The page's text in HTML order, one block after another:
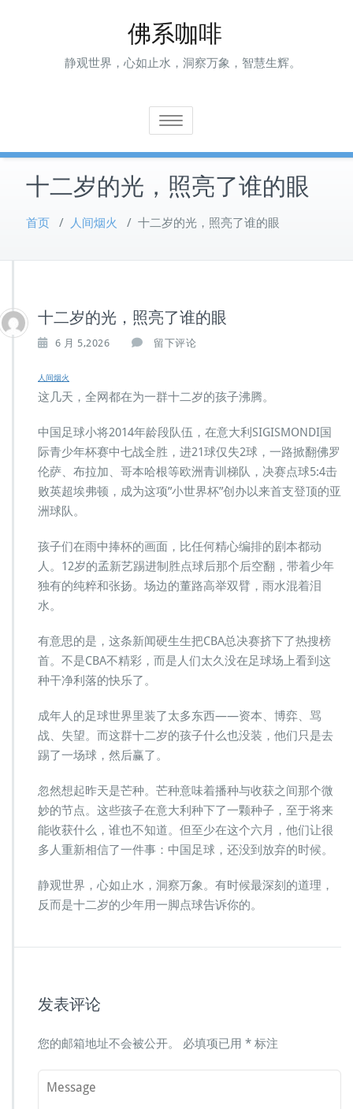
佛系咖啡
静观世界，心如止水，洞察万象，智慧生辉。
Toggle navigation
十二岁的光，照亮了谁的眼
首页 / 人间烟火 / 十二岁的光，照亮了谁的眼
十二岁的光，照亮了谁的眼
6 月 5,2026 留下评论
人间烟火
这几天，全网都在为一群十二岁的孩子沸腾。
中国足球小将2014年龄段队伍，在意大利SIGISMONDI国
际青少年杯赛中七战全胜，进21球仅失2球，一路掀翻佛罗
伦萨、布拉加、哥本哈根等欧洲青训梯队，决赛点球5:4击
败英超埃弗顿，成为这项”小世界杯”创办以来首支登顶的亚
洲球队。
孩子们在雨中捧杯的画面，比任何精心编排的剧本都动
人。12岁的孟新艺踢进制胜点球后那个后空翻，带着少年
独有的纯粹和张扬。场边的董路高举双臂，雨水混着泪
水。
有意思的是，这条新闻硬生生把CBA总决赛挤下了热搜榜
首。不是CBA不精彩，而是人们太久没在足球场上看到这
种干净利落的快乐了。
成年人的足球世界里装了太多东西——资本、博弈、骂
战、失望。而这群十二岁的孩子什么也没装，他们只是去
踢了一场球，然后赢了。
忽然想起昨天是芒种。芒种意味着播种与收获之间那个微
妙的节点。这些孩子在意大利种下了一颗种子，至于将来
能收获什么，谁也不知道。但至少在这个六月，他们让很
多人重新相信了一件事：中国足球，还没到放弃的时候。
静观世界，心如止水，洞察万象。有时候最深刻的道理，
反而是十二岁的少年用一脚点球告诉你的。
发表评论
您的邮箱地址不会被公开。 必填项已用 * 标注